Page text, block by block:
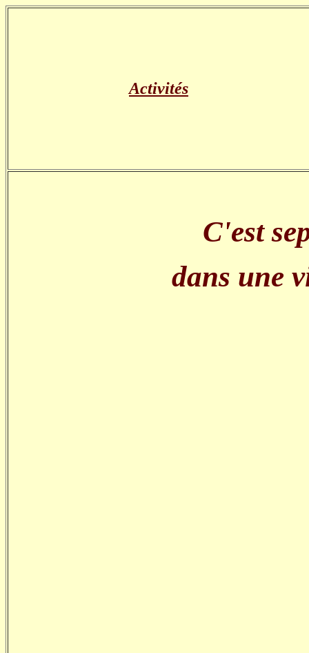
Activités
C'est
dans une